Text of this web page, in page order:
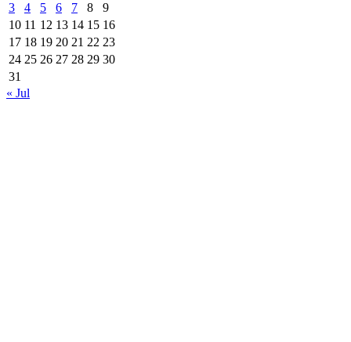
3
4 5 6 7 8
9
10 11 12 13 14 15 16
17 18 19 20 21 22 23
24 25 26 27 28 29 30
31
« Jul